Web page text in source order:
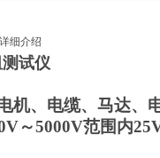
细介绍
试仪
机、电缆、马达、
～5000V范围内